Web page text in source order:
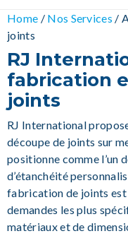
Home / Nos Services /
joints
RJ
fabrication
joints
RJ International
découpe de joints sur
positionne comme l’un
d’étanchéité
fabrication de joints
demandes les plus
matériaux et de